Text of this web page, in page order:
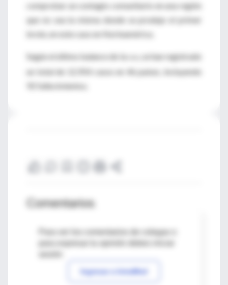
comprobar un contagio comunitario en una región
que no sea la misma donde se produjo el primer
brote, en este caso en Norteamérica.
Según el último balance de la
, se han registrado
un total de 12,954 casos en 46 países, incluyendo
92 fallecimientos.
Comentarios
Para ver los comentarios de colegas o
Ingresar a IntraMed